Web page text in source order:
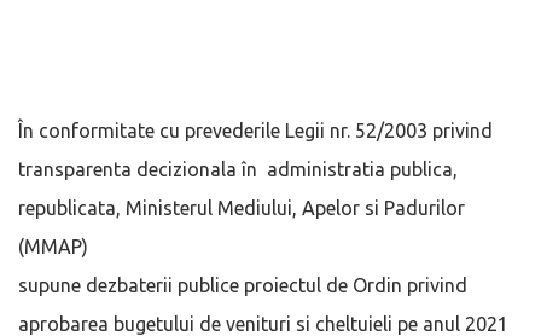
În conformitate cu prevederile Legii nr. 52/2003 privind
transparenta decizionala în administratia publica,
republicata, Ministerul Mediului, Apelor si Padurilor
(MMAP)
supune dezbaterii publice proiectul de Ordin privind
aprobarea bugetului de venituri si cheltuieli pe anul 2021